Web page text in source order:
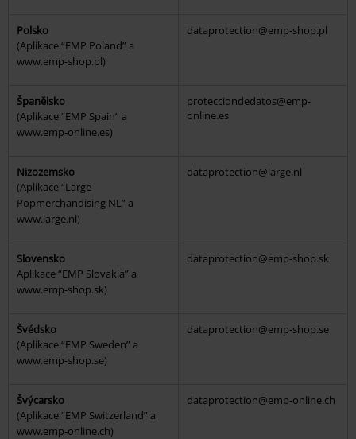
Polsko
(Aplikace “EMP Poland” a
www.emp-shop.pl)
dataprotection@emp-shop.pl
Španělsko
(Aplikace “EMP Spain” a
www.emp-online.es)
protecciondedatos@emp-
online.es
Nizozemsko
(Aplikace “Large
Popmerchandising NL” a
www.large.nl)
dataprotection@large.nl
Slovensko
Aplikace “EMP Slovakia” a
www.emp-shop.sk)
dataprotection@emp-shop.sk
Švédsko
(Aplikace “EMP Sweden” a
www.emp-shop.se)
dataprotection@emp-shop.se
Švýcarsko
(Aplikace “EMP Switzerland” a
www.emp-online.ch)
dataprotection@emp-online.ch